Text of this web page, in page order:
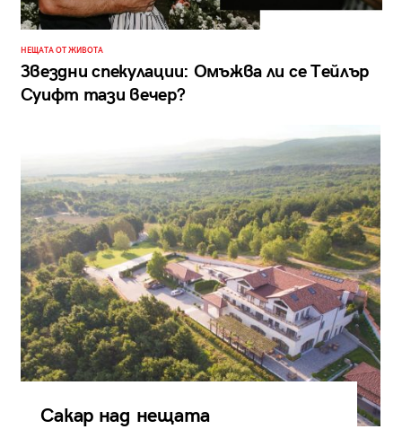
НЕЩАТА ОТ ЖИВОТА
Звездни спекулации: Омъжва ли се Tейлър
Суифт тази вечер?
Сакар над нещата